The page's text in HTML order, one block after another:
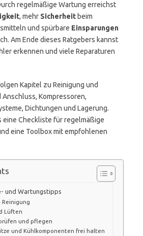
regelmäßige Wartung erreichst
, mehr Sicherheit beim
und spürbare Einsparungen
Am Ende dieses Ratgebers kannst
erkennen und viele Reparaturen
Kapitel zu Reinigung und
Kompressoren,
Dichtungen und Lagerung.
eine Checkliste für regelmäßige
eine Toolbox mit empfohlenen
und Wartungstipps
Reinigung
Lüften
und pflegen
und Kühlkomponenten frei halten